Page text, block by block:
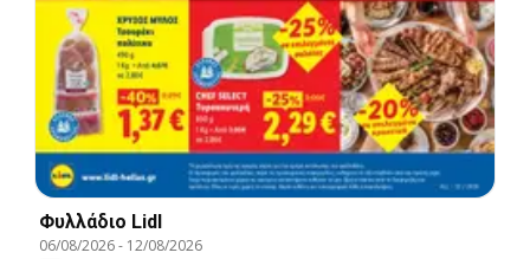
Φυλλάδιο Lidl
06/08/2026- 12/08/2026